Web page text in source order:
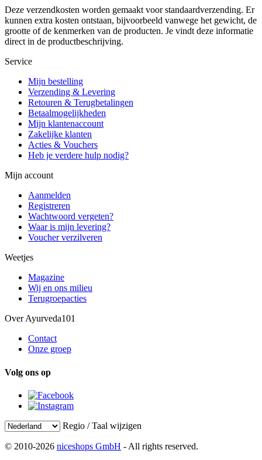
Deze verzendkosten worden gemaakt voor standaardverzending. Er
kunnen extra kosten ontstaan, bijvoorbeeld vanwege het gewicht, de
grootte of de kenmerken van de producten. Je vindt deze informatie
direct in de productbeschrijving.
Service
Mijn bestelling
Verzending & Levering
Retouren & Terugbetalingen
Betaalmogelijkheden
Mijn klantenaccount
Zakelijke klanten
Acties & Vouchers
Heb je verdere hulp nodig?
Mijn account
Aanmelden
Registreren
Wachtwoord vergeten?
Waar is mijn levering?
Voucher verzilveren
Weetjes
Magazine
Wij en ons milieu
Terugroepacties
Over Ayurveda101
Contact
Onze groep
Volg ons op
Regio / Taal wijzigen
© 2010-2026 niceshops GmbH - All rights reserved.